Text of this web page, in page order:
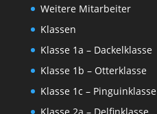
Weitere Mitarbeiter
Klassen
Klasse 1a – Dackelklasse
Klasse 1b – Otterklasse
Klasse 1c – Pinguinklasse